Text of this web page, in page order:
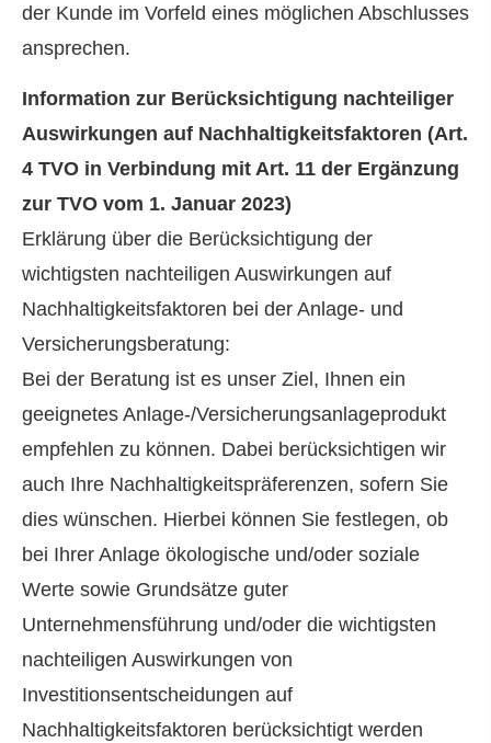
der Kunde im Vorfeld eines möglichen Abschlusses
ansprechen.
Information zur Berücksichtigung nachteiliger
Auswirkungen auf Nachhaltigkeitsfaktoren (Art.
4 TVO in Verbindung mit Art. 11 der Ergänzung
zur TVO vom 1. Januar 2023)
Erklärung über die Berücksichtigung der
wichtigsten nachteiligen Auswirkungen auf
Nachhaltigkeitsfaktoren bei der Anlage- und
Versicherungsberatung:
Bei der Beratung ist es unser Ziel, Ihnen ein
geeignetes Anlage-/Versicherungsanlageprodukt
empfehlen zu können. Dabei berücksichtigen wir
auch Ihre Nachhaltigkeitspräferenzen, sofern Sie
dies wün­schen. Hierbei können Sie festlegen, ob
bei Ihrer Anlage ökologische und/oder soziale
Werte sowie Grundsätze guter
Unternehmensführung und/oder die wichtigsten
nachteiligen Auswirkungen von
Investitionsentscheidungen auf
Nachhaltigkeitsfaktoren berücksichtigt werden